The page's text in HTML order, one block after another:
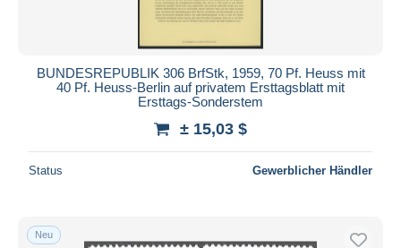
BUNDESREPUBLIK 306 BrfStk, 1959, 70 Pf. Heuss mit
40 Pf. Heuss-Berlin auf privatem Ersttagsblatt mit
Ersttags-Sonderstem
± 15,03 $
Status Gewerblicher Händler
Neu